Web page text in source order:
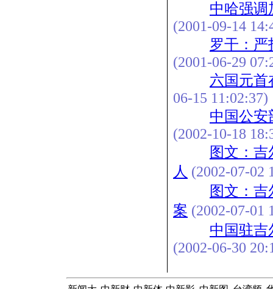
中哈强调
(2001-09-14
罗干：
(2001-06-29
六国元首
06-15 11:02:37)
中国公安
(2002-10-18
图文：
人 (2002-07-02
图文：
案 (2002-07-01
中国驻吉
(2002-06-30